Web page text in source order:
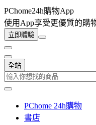
PChome24h購物App
使用App享受更優質的購
立即體驗
全站
PChome 24h購物
書店